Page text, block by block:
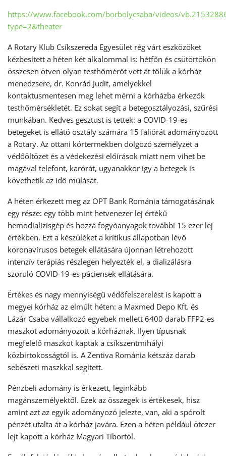
https://www.facebook.com/borbolycsaba/videos/
type=2&theater
A Rotary Klub Csíkszereda Egyesület rég várt eszközöket
kézbesített a héten két alkalommal is: hétfőn és csütörtökön
összesen ötven olyan testhőmérőt vett át tőlük a kórház
menedzsere, dr. Konrád Judit, amelyekkel
kontaktusmentesen meg lehet mérni a kórházba érkezők
testhőmérsékletét. Ez sokat segít a betegosztályozási, szűrési
munkában. Kedves gesztust is tettek: a COVID-19-es
betegeket is ellátó osztály számára 15 faliórát adományozott
a Rotary. Az ottani kórtermekben dolgozó személyzet a
védőöltözet és a védekezési előírások miatt nem vihet be
magával telefont, karórát, ugyanakkor így a betegek is
követhetik az idő múlását.
A héten érkezett meg az OPT Bank Románia támogatásának
egy része: egy több mint hetvenezer lej értékű
hemodialízisgép és hozzá fogyóanyagok további 15 ezer lej
értékben. Ezt a készüléket a kritikus állapotban lévő
koronavírusos betegek ellátására újonnan létrehozott
intenzív terápiás részlegen helyezték el, a dializálásra
szoruló COVID-19-es páciensek ellátására.
Értékes és nagy mennyiségű védőfelszerelést is kapott a
megyei kórház az elmúlt héten: a Maxmed Depo Kft. és
Lázár Csaba vállalkozó egyebek mellett 6400 darab FFP2-es
maszkot adományozott a kórháznak. Ilyen típusnak
megfelelő maszkot kaptak a csíkszentmihályi
közbirtokosságtól is. A Zentiva Románia kétszáz darab
sebészeti maszkkal segített.
Pénzbeli adomány is érkezett, leginkább
magánszemélyektől. Ezek az összegek is értékesek, hisz
amint azt az egyik adományozó jelezte, van, aki a spórolt
pénzét utalta át a kórház javára. Ezen a héten például ötezer
lejt kapott a kórház Magyari Tibortól.